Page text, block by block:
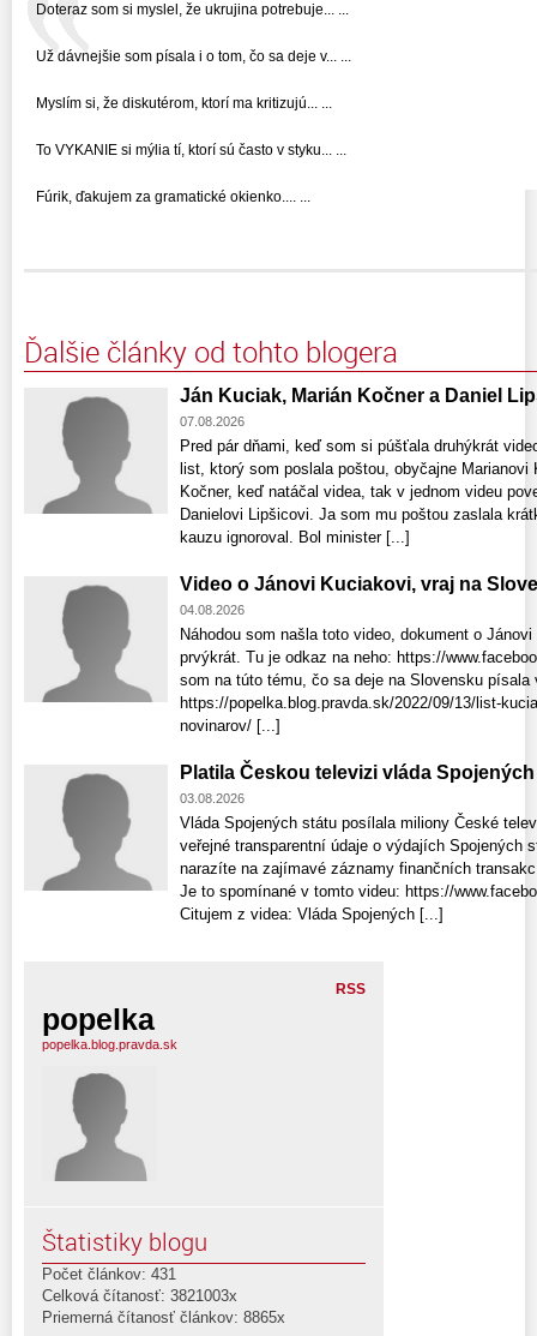
Doteraz som si myslel, že ukrujina potrebuje... ...
Už dávnejšie som písala i o tom, čo sa deje v... ...
Myslím si, že diskutérom, ktorí ma kritizujú... ...
To VYKANIE si mýlia tí, ktorí sú často v styku... ...
Fúrik, ďakujem za gramatické okienko.... ...
Ďalšie články od tohto blogera
Ján Kuciak, Marián Kočner a Daniel
07.08.2026
Pred pár dňami, keď som si púšťala druhýkrát
list, ktorý som poslala poštou, obyčajne
Kočner, keď natáčal videa, tak v jednom videu
Danielovi Lipšicovi. Ja som mu poštou zaslala
kauzu ignoroval. Bol minister [...]
Video o Jánovi Kuciakovi, vraj na
04.08.2026
Náhodou som našla toto video, dokument o
prvýkrát. Tu je odkaz na neho: https://
som na túto tému, čo sa deje na Slovensku
https://popelka.blog.pravda.sk/2022/09/13/list-
novinarov/ [...]
Platila Českou televizi vláda
03.08.2026
Vláda Spojených státu posílala miliony České
veřejné transparentní údaje o výdajích Spojených
narazíte na zajímavé záznamy finančních
Je to spomínané v tomto videu: https://
Citujem z videa: Vláda Spojených [...]
RSS
popelka
popelka.blog.pravda.sk
Štatistiky blogu
Počet článkov: 431
Celková čítanosť: 3821003x
Priemerná čítanosť článkov: 8865x